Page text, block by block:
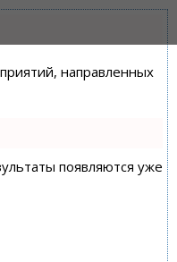
направленных
появляются уже